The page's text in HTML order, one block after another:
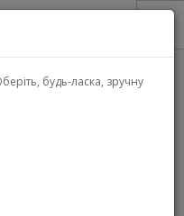
будь-ласка, зручну